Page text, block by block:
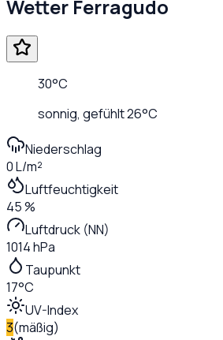
Wetter Ferragudo
30°C
sonnig, gefühlt26°C
Niederschlag
0 L/m²
Luftfeuchtigkeit
45 %
Luftdruck (NN)
1014 hPa
Taupunkt
17°C
UV-Index
3(mäßig)